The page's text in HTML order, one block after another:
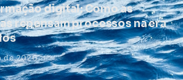
digital: Como as
repensam processos na era
de 2026